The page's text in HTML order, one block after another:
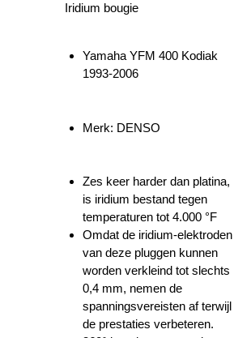
Iridium bougie
Yamaha YFM 400 Kodiak
1993-2006
Merk: DENSO
Zes keer harder dan platina,
is iridium bestand tegen
temperaturen tot 4.000 °F
Omdat de iridium-elektroden
van deze pluggen kunnen
worden verkleind tot slechts
0,4 mm, nemen de
spanningsvereisten af ​​terwijl
de prestaties verbeteren.